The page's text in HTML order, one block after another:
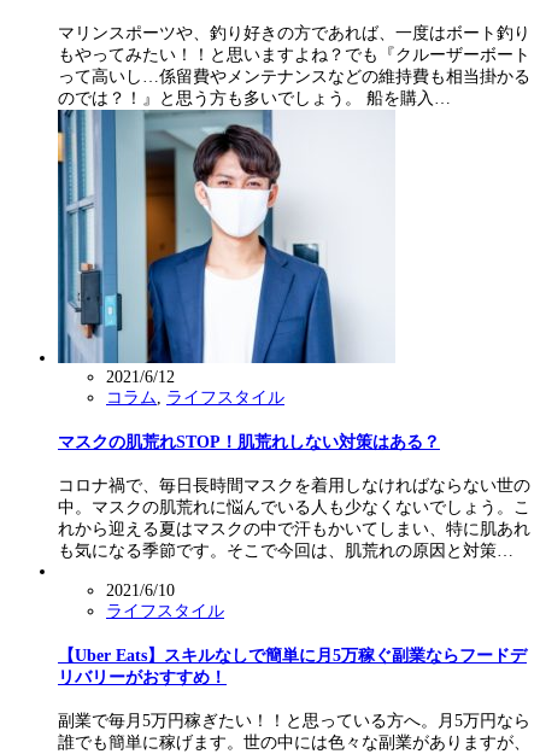
マリンスポーツや、釣り好きの方であれば、一度はボート釣り
もやってみたい！！と思いますよね？でも『クルーザーボート
って高いし…係留費やメンテナンスなどの維持費も相当掛かる
のでは？！』と思う方も多いでしょう。 船を購入…
2021/6/12
コラム, ライフスタイル
マスクの肌荒れSTOP！肌荒れしない対策はある？
コロナ禍で、毎日長時間マスクを着用しなければならない世の
中。マスクの肌荒れに悩んでいる人も少なくないでしょう。こ
れから迎える夏はマスクの中で汗もかいてしまい、特に肌あれ
も気になる季節です。そこで今回は、肌荒れの原因と対策…
2021/6/10
ライフスタイル
【Uber Eats】スキルなしで簡単に月5万稼ぐ副業ならフードデ
リバリーがおすすめ！
副業で毎月5万円稼ぎたい！！と思っている方へ。月5万円なら
誰でも簡単に稼げます。世の中には色々な副業がありますが、